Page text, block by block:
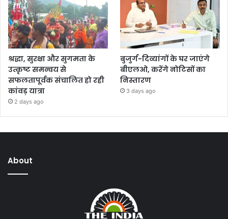
श्रद्धा, सुरक्षा और सुगमता के
उत्कृष्ट समन्वय से
सफलतापूर्वक संचालित हो रही
कांवड़ यात्रा
2 days ago
बुजुर्ग-दिव्यांगों के घर जाएंगे
बीएलओ, करेंगे नोटिसों का
निस्तारण
3 days ago
About